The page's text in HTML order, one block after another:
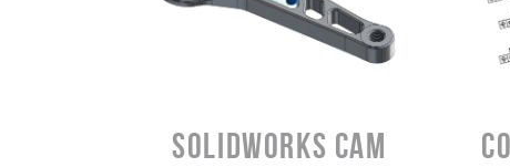
SOLIDWORKS CAM